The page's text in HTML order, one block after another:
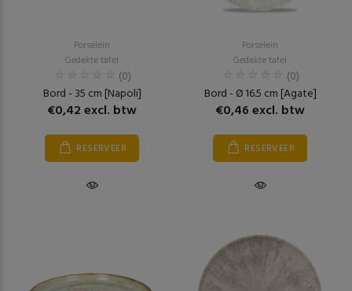
Porselein
Gedekte tafel
(0)
Bord - 35 cm [Napoli]
€0,42 excl. btw
RESERVEER
Porselein
Gedekte tafel
(0)
Bord - Ø 16.5 cm [Agate]
€0,46 excl. btw
RESERVEER